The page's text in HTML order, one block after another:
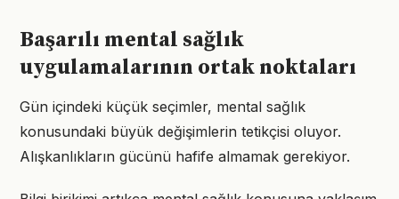
Başarılı mental sağlık
uygulamalarının ortak noktaları
Gün içindeki küçük seçimler, mental sağlık
konusundaki büyük değişimlerin tetikçisi oluyor.
Alışkanlıkların gücünü hafife almamak gerekiyor.